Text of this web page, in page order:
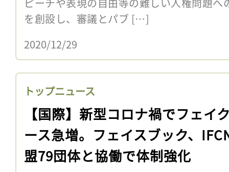
を創設し、審議とパブ […]
2020/12/29
トップニュース
【国際】新型コロナ禍でフェイ
ース急増。フェイスブック、
盟79団体と協働で体制強化